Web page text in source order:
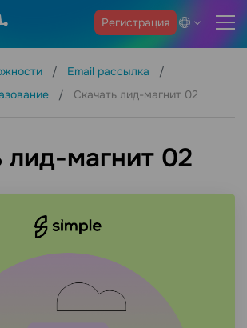
Регистрация
Email рассылка
Скачать лид-магнит 02
лид-магнит 02